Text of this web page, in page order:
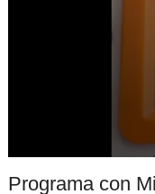
Programa con